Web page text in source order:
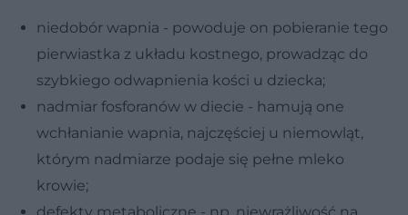
niedobór wapnia - powoduje on pobieranie tego
pierwiastka z układu kostnego, prowadząc do
szybkiego odwapnienia kości u dziecka;
nadmiar fosforanów w diecie - hamują one
wchłanianie wapnia, najczęściej u niemowląt,
którym nadmiarze podaje się pełne mleko
krowie;
defekty metaboliczne - np. niewrażliwość na